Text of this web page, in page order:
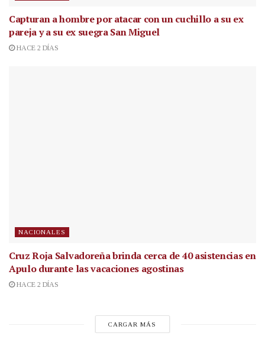
Capturan a hombre por atacar con un cuchillo a su ex
pareja y a su ex suegra San Miguel
HACE 2 DÍAS
NACIONALES
Cruz Roja Salvadoreña brinda cerca de 40 asistencias en
Apulo durante las vacaciones agostinas
HACE 2 DÍAS
CARGAR MÁS